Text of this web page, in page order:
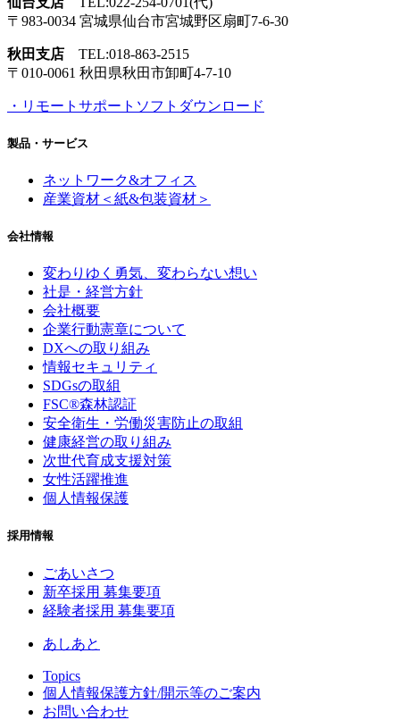
〒983-0034 宮城県仙台市宮城野区扇町7-6-30
秋田支店 TEL:018-863-2515
〒010-0061 秋田県秋田市卸町4-7-10
・リモートサポートソフトダウンロード
製品・サービス
ネットワーク&オフィス
産業資材＜紙&包装資材＞
会社情報
変わりゆく勇気、 変わらない想い
社是・経営方針
会社概要
企業行動憲章について
DXへの取り組み
情報セキュリティ
SDGsの取組
FSC®森林認証
安全衛生・労働災害防止の取組
健康経営の取り組み
次世代育成支援対策
女性活躍推進
個人情報保護
採用情報
ごあいさつ
新卒採用 募集要項
経験者採用 募集要項
あしあと
Topics
個人情報保護方針/開示等のご案内
お問い合わせ